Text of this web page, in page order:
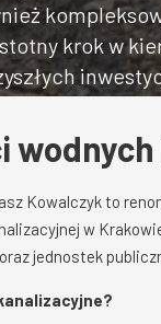
krok w
Kowalczyk to
w
jednostek